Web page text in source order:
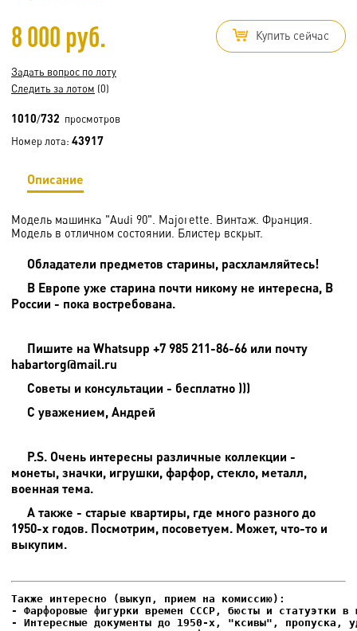
8 000 руб. Купить сейчас
Задать вопрос по лоту
Следить за лотом (0)
1010/732 просмотров
Номер лота: 43917
Описание
Модель машинка "Audi 90". Majorette. Винтаж. Франция.
Модель в отличном состоянии. Блистер вскрыт.
Обладатели предметов старины, расхламляйтесь!
В Европе уже старина почти никому не интересна, В
России - пока востребована.
Пишите на Whatsupp +7 985 211-86-66 или почту
habartorg@mail.ru
Советы и консультации - бесплатно )))
С уважением, Андрей
P.S. Очень интересны различные коллекции -
монеты, значки, игрушки, фарфор, стекло, металл,
военная тема.
А также - старые квартиры, где много разного до
1950-х годов. Посмотрим, посоветуем. Может, что-то и
выкупим.
- Фарфоровые фигурки времен СССР, бюсты и статуэтки в
- Интересные документы до 1950-х, "ксивы", пропуска,